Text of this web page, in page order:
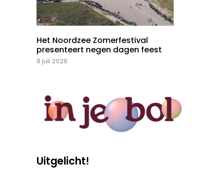
Het Noordzee Zomerfestival
presenteert negen dagen feest
9 juli 2026
Uitgelicht!